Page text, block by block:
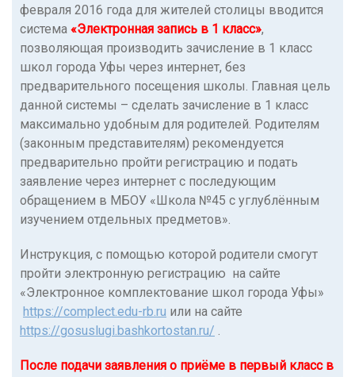
февраля 2016 года для жителей столицы вводится
система «Электронная запись в 1 класс»,
позволяющая производить зачисление в 1 класс
школ города Уфы через интернет, без
предварительного посещения школы. Главная цель
данной системы – сделать зачисление в 1 класс
максимально удобным для родителей. Родителям
(законным представителям) рекомендуется
предварительно пройти регистрацию и подать
заявление через интернет с последующим
обращением в МБОУ «Школа №45 с углублённым
изучением отдельных предметов».
Инструкция, с помощью которой родители смогут
пройти электронную регистрацию на сайте
«Электронное комплектование школ города Уфы»
https://complect.edu-rb.ru или на сайте
https://gosuslugi.bashkortostan.ru/
После подачи заявления о приёме в первый класс в